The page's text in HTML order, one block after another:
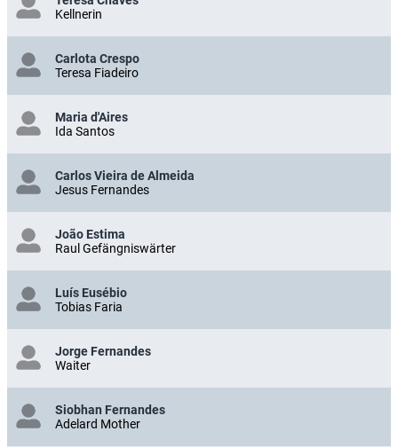
Kellnerin
Carlota Crespo
Teresa Fiadeiro
Maria d'Aires
Ida Santos
Carlos Vieira de Almeida
Jesus Fernandes
João Estima
Raul Gefängniswärter
Luís Eusébio
Tobias Faria
Jorge Fernandes
Waiter
Siobhan Fernandes
Adelard Mother